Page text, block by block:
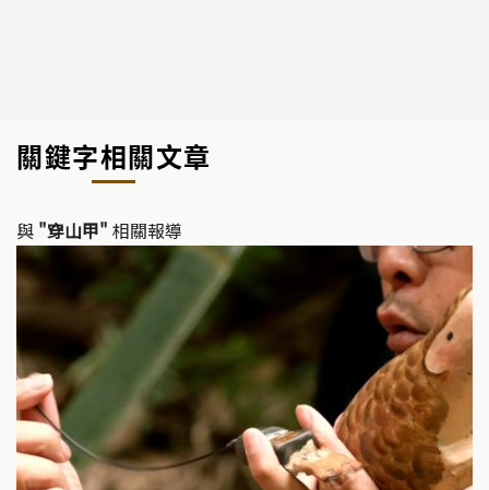
關鍵字相關文章
與 "穿山甲" 相關報導